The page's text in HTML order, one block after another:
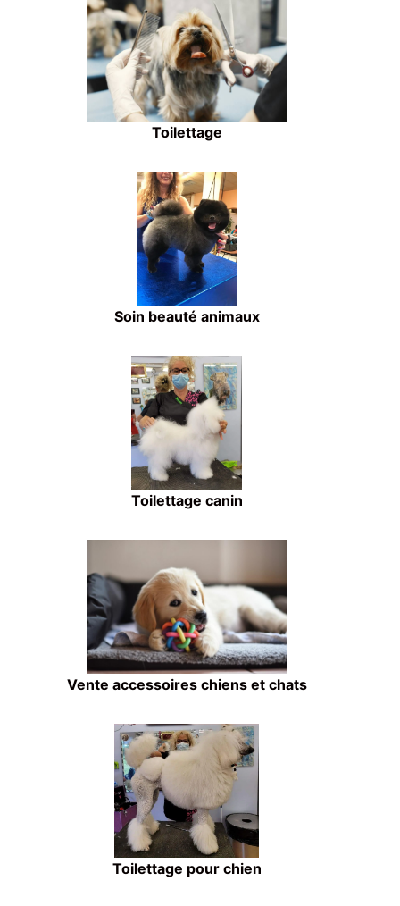
Toilettage
Soin beauté animaux
Toilettage canin
Vente accessoires chiens et chats
Toilettage pour chien